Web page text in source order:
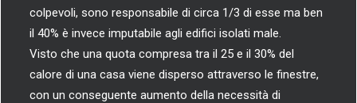
colpevoli, sono responsabile di circa 1/3 di esse ma ben
il 40% è invece imputabile agli edifici isolati male.
Visto che una quota compresa tra il 25 e il 30% del
calore di una casa viene disperso attraverso le finestre,
con un conseguente aumento della necessità di